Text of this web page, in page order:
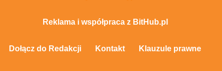
Reklama i współpraca z BitHub.pl
Dołącz do Redakcji Kontakt Klauzule prawne